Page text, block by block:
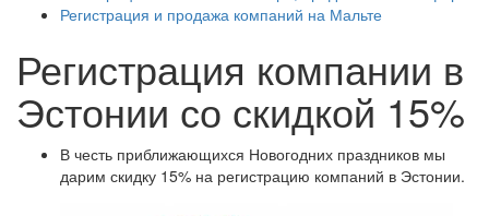
Регистрация и продажа компаний на Мальте
Регистрация компании в
Эстонии со скидкой 15%
В честь приближающихся Новогодних праздников мы
дарим скидку 15% на регистрацию компаний в Эстонии.